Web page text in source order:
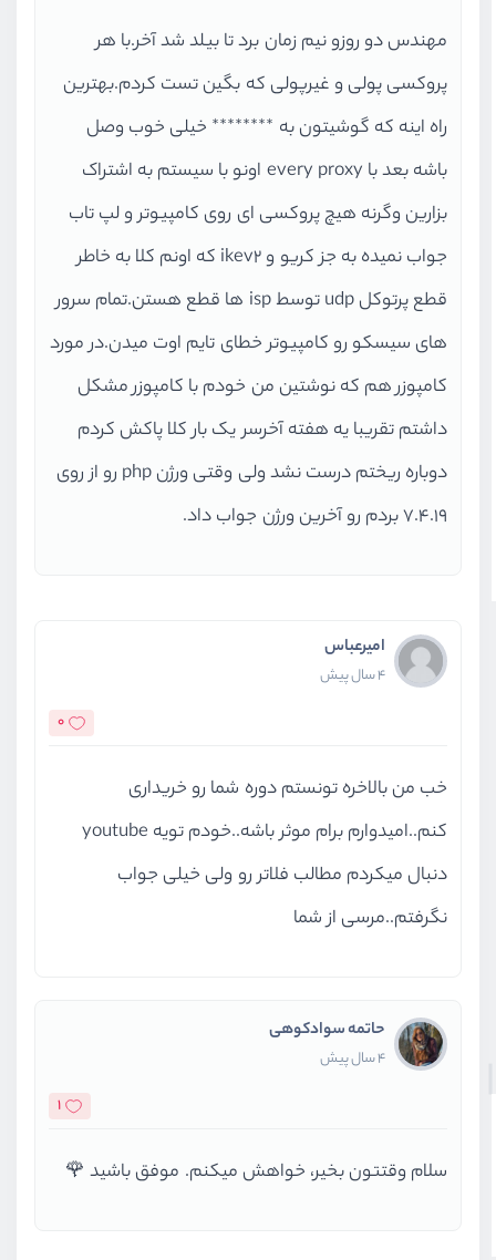
مهندس دو روزو نیم زمان برد تا بیلد شد آخر.با هر
پروکسی پولی و غیرپولی که بگین تست کردم.بهترین
راه اینه که گوشیتون به ******** خیلی خوب وصل
باشه بعد با every proxy اونو با سیستم به اشتراک
بزارین وگرنه هیچ پروکسی ای روی کامپیوتر و لپ تاب
جواب نمیده به جز کریو و ikev2 که اونم کلا به خاطر
قطع پرتوکل udp توسط isp ها قطع هستن.تمام سرور
های سیسکو رو کامپیوتر خطای تایم اوت میدن.در مورد
کامپوزر هم که نوشتین من خودم با کامپوزر مشکل
داشتم تقریبا یه هفته آخرسر یک بار کلا پاکش کردم
دوباره ریختم درست نشد ولی وقتی ورژن php رو از روی
7.4.19 بردم رو آخرین ورژن جواب داد.
امیرعباس
4 سال پیش
0
خب من بالاخره تونستم دوره شما رو خریداری
کنم..امیدوارم برام موثر باشه..خودم تویه youtube
دنبال میکردم مطالب فلاتر رو ولی خیلی جواب
نگرفتم..مرسی از شما
حاتمه سوادکوهی
4 سال پیش
1
سلام وقتتون بخیر، خواهش میکنم. موفق باشید 🌹